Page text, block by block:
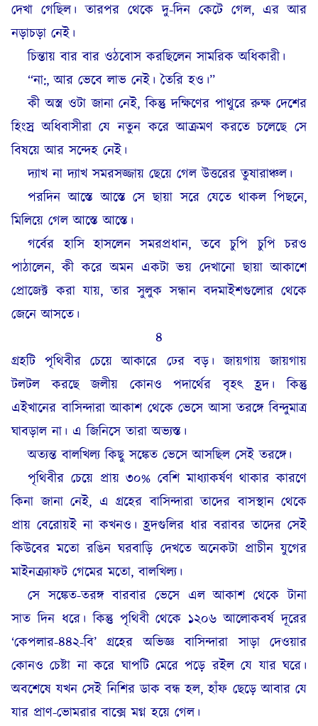
দেখা গেছিল। তারপর থেকে দু-দিন কেটে গেল, এর আর
নড়াচড়া নেই।
চিন্তায় বার বার ওঠবোস করছিলেন সামরিক অধিকারী।
“না:, আর ভেবে লাভ নেই। তৈরি হও।”
কী অস্ত্র ওটা জানা নেই, কিন্তু দক্ষিণের পাথুরে রুক্ষ দেশের
হিংস্র অধিবাসীরা যে নতুন করে আক্রমণ করতে চলেছে সে
বিষয়ে আর সন্দেহ নেই।
দ্যাখ না দ্যাখ সমরসজ্জায় ছেয়ে গেল উত্তরের তুষারাঞ্চল।
পরদিন আস্তে আস্তে সে ছায়া সরে যেতে থাকল পিছনে,
মিলিয়ে গেল আস্তে আস্তে।
গর্বের হাসি হাসলেন সমরপ্রধান, তবে চুপি চুপি চরও
পাঠালেন, কী করে অমন একটা ভয় দেখানো ছায়া আকাশে
প্রোজেক্ট করা যায়, তার সুলুক সন্ধান বদমাইশগুলোর থেকে
জেনে আসতে।
৪
গ্রহটি পৃথিবীর চেয়ে আকারে ঢের বড়। জায়গায় জায়গায়
টলটল করছে জলীয় কোনও পদার্থের বৃহৎ হ্রদ। কিন্তু
এইখানের বাসিন্দারা আকাশ থেকে ভেসে আসা তরঙ্গে বিন্দুমাত্র
ঘাবড়াল না। এ জিনিসে তারা অভ্যস্ত।
অত্যন্ত বালখিল্য কিছু সঙ্কেত ভেসে আসছিল সেই তরঙ্গে।
পৃথিবীর চেয়ে প্রায় ৩০% বেশি মাধ্যাকর্ষণ থাকার কারণে
কিনা জানা নেই, এ গ্রহের বাসিন্দারা তাদের বাসস্থান থেকে
প্রায় বেরোয়ই না কখনও। হ্রদগুলির ধার বরাবর তাদের সেই
কিউবের মতো রঙিন ঘরবাড়ি দেখতে অনেকটা প্রাচীন যুগের
মাইনক্র্যাফট গেমের মতো, বালখিল্য।
সে সঙ্কেত-তরঙ্গ বারবার ভেসে এল আকাশ থেকে টানা
সাত দিন ধরে। কিন্তু পৃথিবী থেকে ১২০৬ আলোকবর্ষ দূরের
‘কেপলার-৪৪২-বি’ গ্রহের অভিজ্ঞ বাসিন্দারা সাড়া দেওয়ার
কোনও চেষ্টা না করে ঘাপটি মেরে পড়ে রইল যে যার ঘরে।
অবশেষে যখন সেই নিশির ডাক বন্ধ হল, হাঁফ ছেড়ে আবার যে
যার প্রাণ-ভোমরার বাক্সে মগ্ন হয়ে গেল।